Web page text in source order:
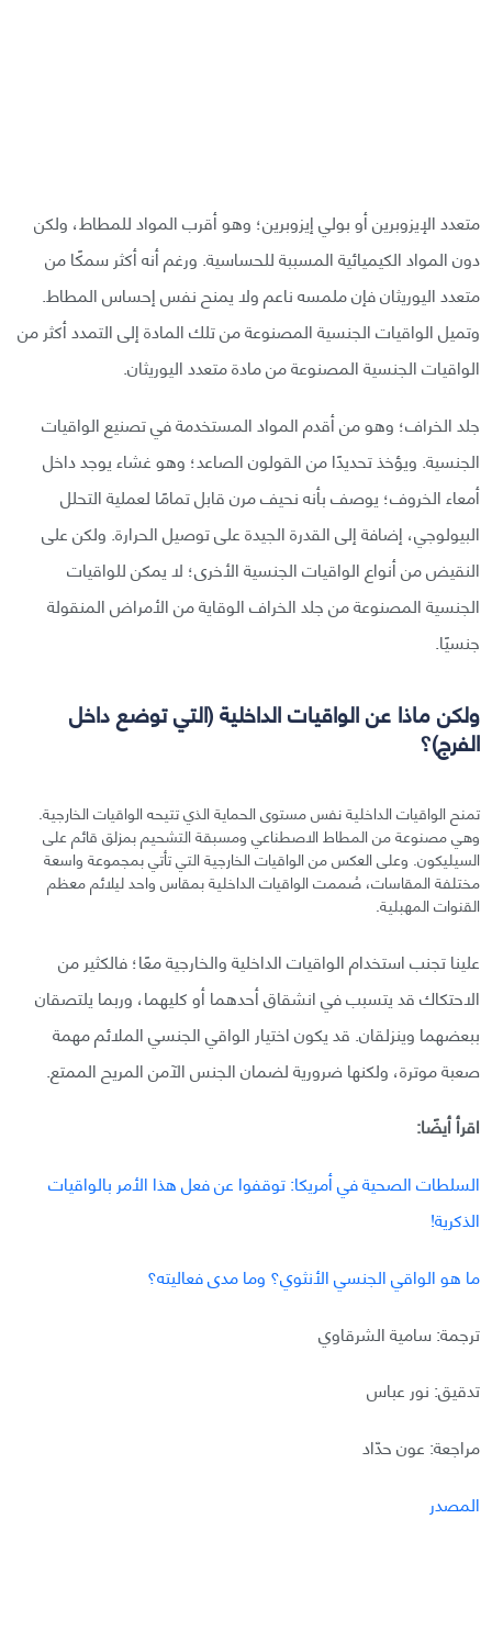
متعدد الإيزوبرين أو بولي إيزوبرين؛ وهو أقرب المواد للمطاط، ولكن
دون المواد الكيميائية المسببة للحساسية. ورغم أنه أكثر سمكًا من
متعدد اليوريثان فإن ملمسه ناعم ولا يمنح نفس إحساس المطاط.
وتميل الواقيات الجنسية المصنوعة من تلك المادة إلى التمدد أكثر من
الواقيات الجنسية المصنوعة من مادة متعدد اليوريثان.
جلد الخراف؛ وهو من أقدم المواد المستخدمة في تصنيع الواقيات
الجنسية. ويؤخذ تحديدًا من القولون الصاعد؛ وهو غشاء يوجد داخل
أمعاء الخروف؛ يوصف بأنه نحيف مرن قابل تمامًا لعملية التحلل
البيولوجي، إضافة إلى القدرة الجيدة على توصيل الحرارة. ولكن على
النقيض من أنواع الواقيات الجنسية الأخرى؛ لا يمكن للواقيات
الجنسية المصنوعة من جلد الخراف الوقاية من الأمراض المنقولة
جنسيًا.
ولكن ماذا عن الواقيات الداخلية (التي توضع داخل
الفرج)؟
تمنح الواقيات الداخلية نفس مستوى الحماية الذي تتيحه الواقيات الخارجية.
وهي مصنوعة من المطاط الاصطناعي ومسبقة التشحيم بمزلق قائم على
السيليكون. وعلى العكس من الواقيات الخارجية التي تأتي بمجموعة واسعة
مختلفة المقاسات، صُممت الواقيات الداخلية بمقاس واحد ليلائم معظم
القنوات المهبلية.
علينا تجنب استخدام الواقيات الداخلية والخارجية معًا؛ فالكثير من
الاحتكاك قد يتسبب في انشقاق أحدهما أو كليهما، وربما يلتصقان
ببعضهما وينزلقان. قد يكون اختيار الواقي الجنسي الملائم مهمة
صعبة موترة، ولكنها ضرورية لضمان الجنس الآمن المريح الممتع.
اقرأ أيضًا:
السلطات الصحية في أمريكا: توقفوا عن فعل هذا الأمر بالواقيات
الذكرية!
ما هو الواقي الجنسي الأنثوي؟ وما مدى فعاليته؟
ترجمة: سامية الشرقاوي
تدقيق: نور عباس
مراجعة: عون حدّاد
المصدر